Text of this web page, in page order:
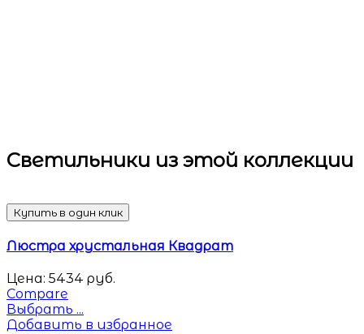
Светильники из этой коллекции
Купить в один клик
Люстра хрустальная Квадрат
Цена: 5434 руб.
Compare
Выбрать ...
Добавить в избранное